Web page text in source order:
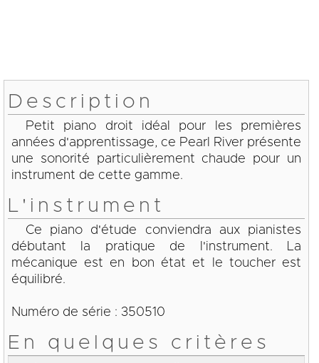
Description
Petit piano droit idéal pour les premières
années d'apprentissage, ce Pearl River présente
une sonorité particulièrement chaude pour un
instrument de cette gamme.
L'instrument
Ce piano d'étude conviendra aux pianistes
débutant la pratique de l'instrument. La
mécanique est en bon état et le toucher est
équilibré.
Numéro de série : 350510
En quelques critères